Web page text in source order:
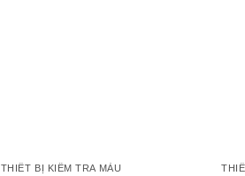
THIẾT BỊ KIỂM TRA MÀU